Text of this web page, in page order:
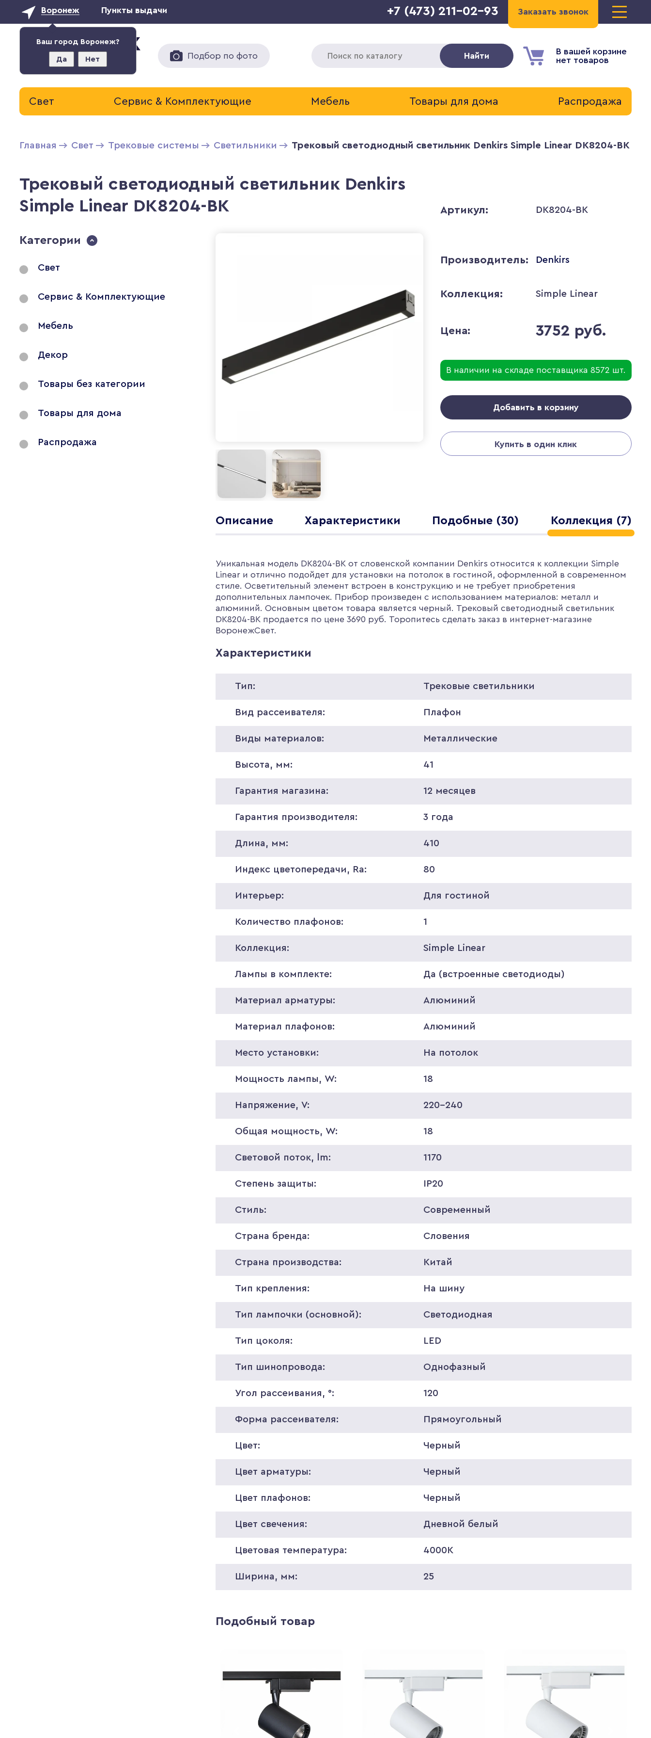
Воронеж
Ваш город Воронеж?
Да Нет
Пункты выдачи Заказать звонок
+7 (473) 211-02-93
Подбор по фото
В вашей корзине
нет товаров
Найти
Свет Сервис & Комплектующие Мебель Товары для дома Распродажа
Главная Свет Трековые системы Светильники Трековый светодиодный светильник Denkirs Simple Linear DK8204-BK
Трековый светодиодный светильник Denkirs
Simple Linear DK8204-BK
Категории
Свет
Сервис & Комплектующие
Мебель
Декор
Товары без категории
Товары для дома
Распродажа
Артикул: DK8204-BK
Производитель: Denkirs
Коллекция: Simple Linear
Цена: 3752 руб.
В наличии на складе поставщика 8572 шт.
Добавить в корзину
Купить в один клик
Описание Характеристики Подобные (30) Коллекция (7)
Уникальная модель DK8204-BK от словенской компании Denkirs относится к коллекции Simple
Linear и отлично подойдет для установки на потолок в гостиной, оформленной в современном
стиле. Осветительный элемент встроен в конструкцию и не требует приобретения
дополнительных лампочек. Прибор произведен с использованием материалов: металл и
алюминий. Основным цветом товара является черный. Трековый светодиодный светильник
DK8204-BK продается по цене 3690 руб. Торопитесь сделать заказ в интернет-магазине
ВоронежСвет.
Характеристики
Тип: Трековые светильники
Вид рассеивателя: Плафон
Виды материалов: Металлические
Высота, мм: 41
Гарантия магазина: 12 месяцев
Гарантия производителя: 3 года
Длина, мм: 410
Индекс цветопередачи, Ra: 80
Интерьер: Для гостиной
Количество плафонов: 1
Коллекция: Simple Linear
Лампы в комплекте: Да (встроенные светодиоды)
Материал арматуры: Алюминий
Материал плафонов: Алюминий
Место установки: На потолок
Мощность лампы, W: 18
Напряжение, V: 220-240
Общая мощность, W: 18
Световой поток, lm: 1170
Степень защиты: IP20
Стиль: Современный
Страна бренда: Словения
Страна производства: Китай
Тип крепления: На шину
Тип лампочки (основной): Светодиодная
Тип цоколя: LED
Тип шинопровода: Однофазный
Угол рассеивания, °: 120
Форма рассеивателя: Прямоугольный
Цвет: Черный
Цвет арматуры: Черный
Цвет плафонов: Черный
Цвет свечения: Дневной белый
Цветовая температура: 4000K
Ширина, мм: 25
Подобный товар